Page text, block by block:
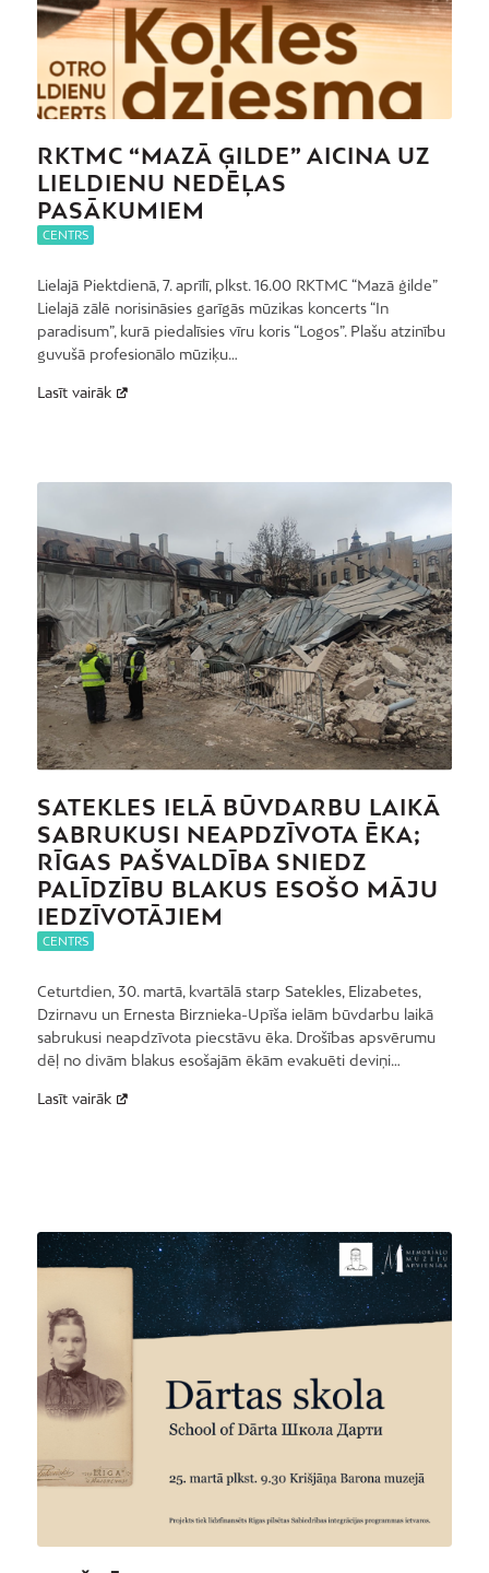
RKTMC “MAZĀ ĢILDE” AICINA UZ
LIELDIENU NEDĒĻAS
PASĀKUMIEM
CENTRS
Lielajā Piektdienā, 7. aprīlī, plkst. 16.00 RKTMC “Mazā ģilde”
Lielajā zālē norisināsies garīgās mūzikas koncerts “In
paradisum”, kurā piedalīsies vīru koris “Logos”. Plašu atzinību
guvušā profesionālo mūziķu…
Lasīt vairāk
SATEKLES IELĀ BŪVDARBU LAIKĀ
SABRUKUSI NEAPDZĪVOTA ĒKA;
RĪGAS PAŠVALDĪBA SNIEDZ
PALĪDZĪBU BLAKUS ESOŠO MĀJU
IEDZĪVOTĀJIEM
CENTRS
Ceturtdien, 30. martā, kvartālā starp Satekles, Elizabetes,
Dzirnavu un Ernesta Birznieka-Upīša ielām būvdarbu laikā
sabrukusi neapdzīvota piecstāvu ēka. Drošības apsvērumu
dēļ no divām blakus esošajām ēkām evakuēti deviņi…
Lasīt vairāk